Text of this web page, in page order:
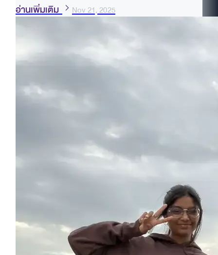
อ่านเพิ่มเติม Nov 21, 2025